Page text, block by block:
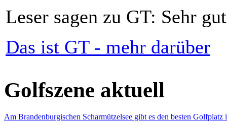
Leser sagen zu GT: Sehr
Das ist GT - mehr darüber
Golfszene aktuell
Am Brandenburgischen Scharmützelsee gibt es den besten